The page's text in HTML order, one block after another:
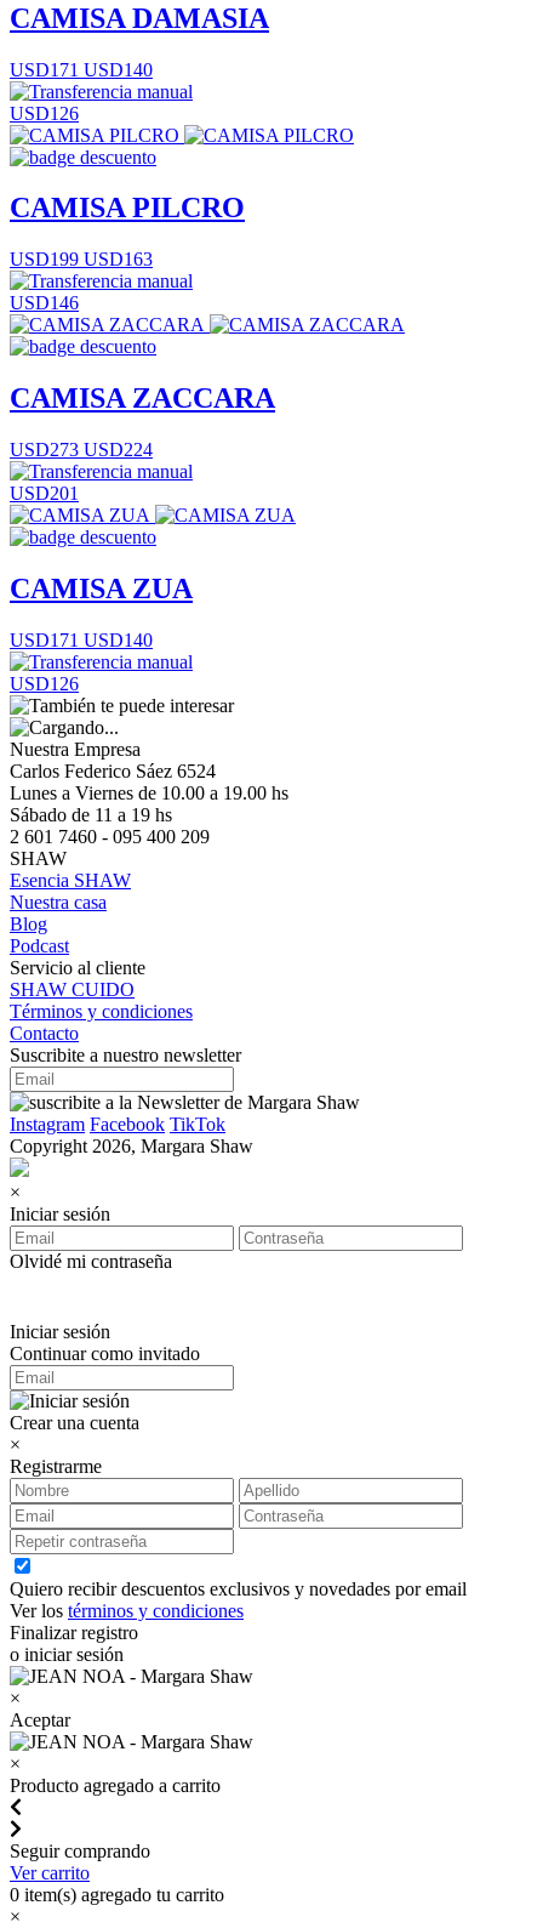
CAMISA DAMASIA
USD171 USD140
USD126
CAMISA PILCRO
USD199 USD163
USD146
CAMISA ZACCARA
USD273 USD224
USD201
CAMISA ZUA
USD171 USD140
USD126
Nuestra Empresa
Carlos Federico Sáez 6524
Lunes a Viernes de 10.00 a 19.00 hs
Sábado de 11 a 19 hs
2 601 7460 - 095 400 209
SHAW
Esencia SHAW
Nuestra casa
Blog
Podcast
Servicio al cliente
SHAW CUIDO
Términos y condiciones
Contacto
Suscribite a nuestro newsletter
Instagram Facebook TikTok
Copyright 2026, Margara Shaw
×
Iniciar sesión
Olvidé mi contraseña
Iniciar sesión
Continuar como invitado
Crear una cuenta
×
Registrarme
Quiero recibir descuentos exclusivos y novedades por email
Ver los términos y condiciones
Finalizar registro
o iniciar sesión
×
Aceptar
×
Producto agregado a carrito
Seguir comprando
Ver carrito
0 item(s) agregado tu carrito
×